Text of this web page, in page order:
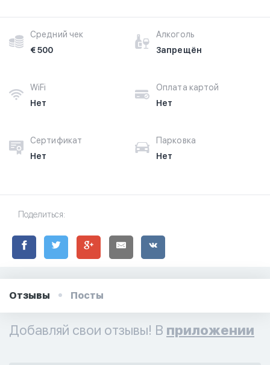
Средний чек
€ 500
Алкоголь
Запрещён
WiFi
Нет
Оплата картой
Нет
Сертификат
Нет
Парковка
Нет
Поделиться:
Отзывы Посты
Добавляй свои отзывы! В приложении